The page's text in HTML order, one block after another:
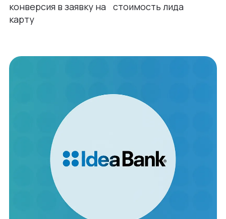
конверсия в заявку на
карту
стоимость лида